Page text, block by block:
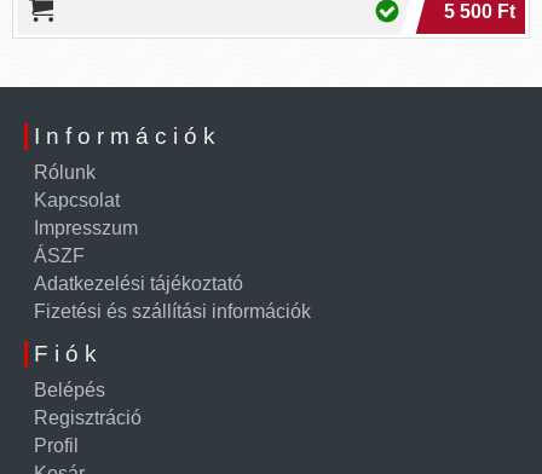
5 500 Ft
Információk
Rólunk
Kapcsolat
Impresszum
ÁSZF
Adatkezelési tájékoztató
Fizetési és szállítási információk
Fiók
Belépés
Regisztráció
Profil